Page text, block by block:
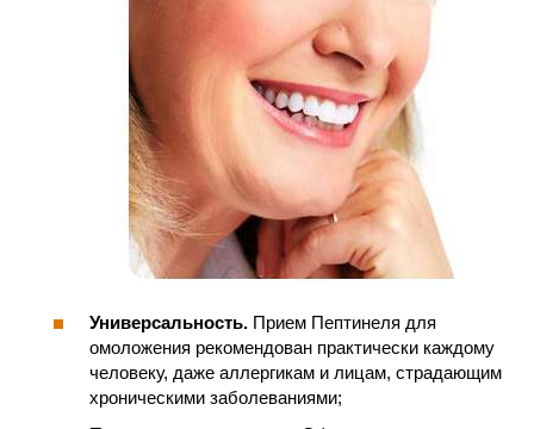
Универсальность. Прием Пептинеля для
омоложения рекомендован практически каждому
человеку, даже аллергикам и лицам, страдающим
хроническими заболеваниями;